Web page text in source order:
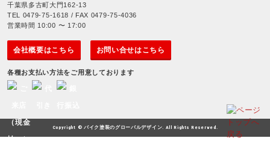
千葉県多古町大門162-13
TEL 0479-75-1618 / FAX 0479-75-4036
営業時間 10:00 〜 17:00
会社概要はこちら お問い合せはこちら
各種お支払い方法をご用意しております
Copyright © バイク塗装のグローバルデザイン. All Rights Reserved.